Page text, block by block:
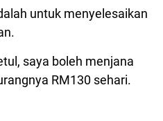
untuk menyelesaikan
saya boleh menjana
RM130 sehari.